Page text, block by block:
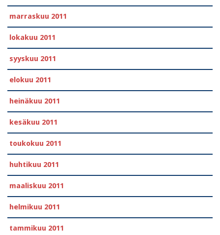
marraskuu 2011
lokakuu 2011
syyskuu 2011
elokuu 2011
heinäkuu 2011
kesäkuu 2011
toukokuu 2011
huhtikuu 2011
maaliskuu 2011
helmikuu 2011
tammikuu 2011